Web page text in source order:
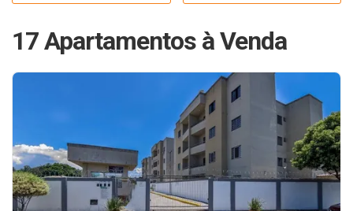
17 Apartamentos à Venda